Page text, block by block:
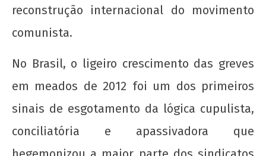
Provocações acerca do papel da extensão
universitária hoje
5 de
maio
reconstrução internacional do movimento
comunista.
No Brasil, o ligeiro crescimento das greves
em meados de 2012 foi um dos primeiros
sinais de esgotamento da lógica cupulista,
conciliatória e apassivadora que